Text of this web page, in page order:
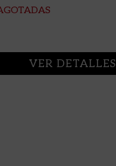
VER DETALLES